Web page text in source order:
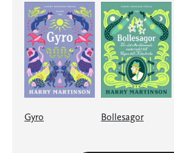
Gyro Bollesagor